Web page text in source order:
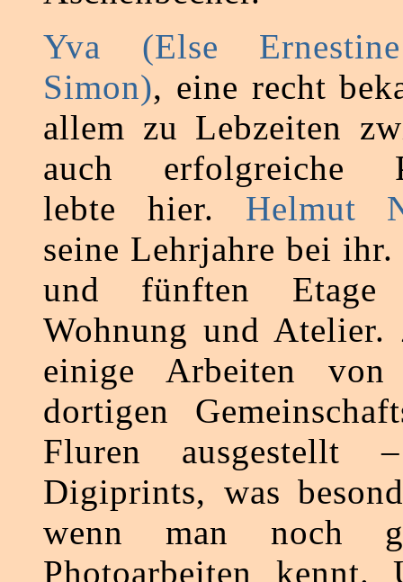
Yva (Else
Simon), eine recht
allem zu Lebzeiten
auch erfolgreiche
lebte hier. Helmut
seine Lehrjahre bei
und fünften Etage
Wohnung und
einige Arbeiten
dortigen
Fluren ausgestellt
Digiprints, was
wenn man noch
Photoarbeiten kennt.